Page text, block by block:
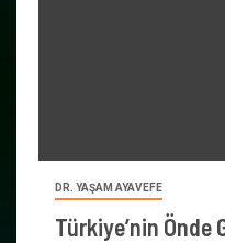
DR. YAŞAM AYAVEFE
Türkiye’nin Önde